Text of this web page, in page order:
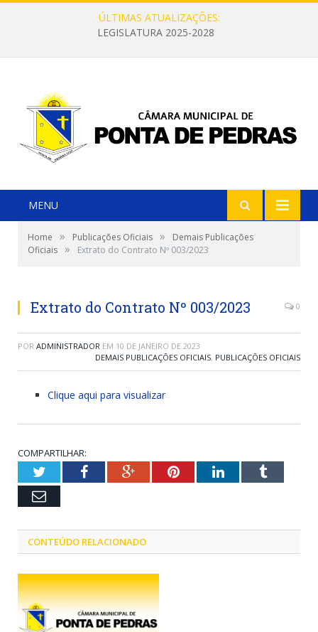
ÚLTIMAS ATUALIZAÇÕES:
LEGISLATURA 2025-2028
MENU
Home » Publicações Oficiais »
Demais Publicações
Oficiais » Extrato do Contrato Nº 003/2023
Extrato do Contrato Nº 003/2023 0
POR ADMINISTRADOR EM 10 DE JANEIRO DE 2023
DEMAIS PUBLICAÇÕES OFICIAIS, PUBLICAÇÕES OFICIAIS
Clique aqui para visualizar
COMPARTILHAR:
TwitterFacebookGoogle+PinterestLinkedInTumblr
Email
CONTEÚDO RELACIONADO